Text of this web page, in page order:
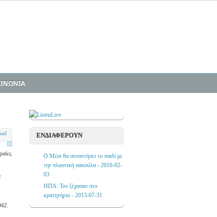
ΕΝΔΙΑΦΕΡΟΥΝ
Ο Μέσι θα συναντήσει το παιδί με
την πλαστική σακούλα - 2016-02-
03
ΗΠΑ: Τον ξέχασαν στο
κρατητήριο - 2013-07-31